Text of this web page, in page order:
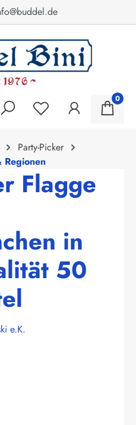
0
Party-Picker
Regionen
Flagge
in
50
e.K.